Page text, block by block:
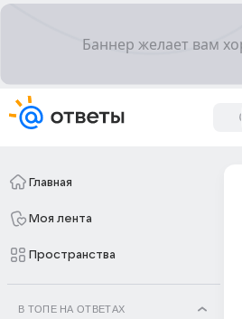
Главная
Моя лента
Пространства
В ТОПЕ НА ОТВЕТАХ